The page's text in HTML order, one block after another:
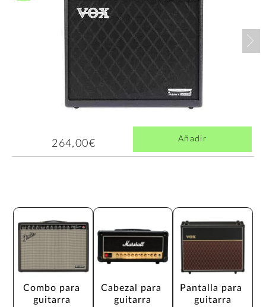
264,00€ Añadir
Combo para
guitarra
Cabezal para
guitarra
Pantalla para
guitarra